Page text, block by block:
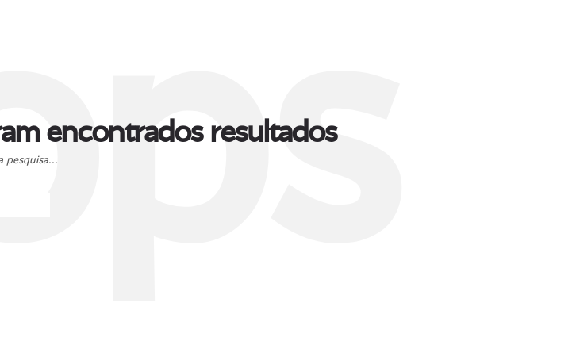
encontrados resultados
pesquisa...